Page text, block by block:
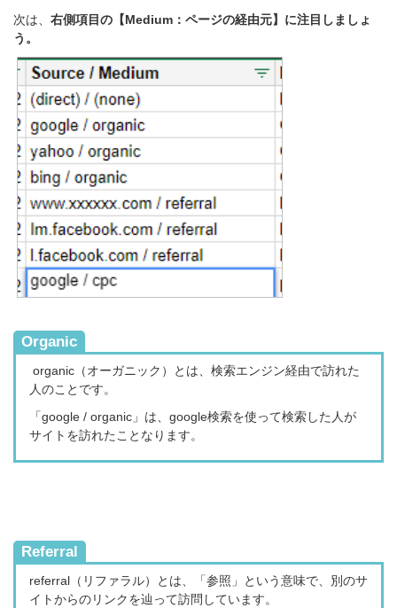
次は、 右側項目の【Medium：ページの経由元】に注目しましょ
う。
Organic
organic（オーガニック）
とは、検索エンジン経由で訪れた
人のことです。
「google / organic」は、 google検索を使って検索した人が
サイトを訪れたことなります。
Referral
referral（リファラル） とは、
「参照」という意味で、別のサ
イトからのリンクを辿って訪問しています。